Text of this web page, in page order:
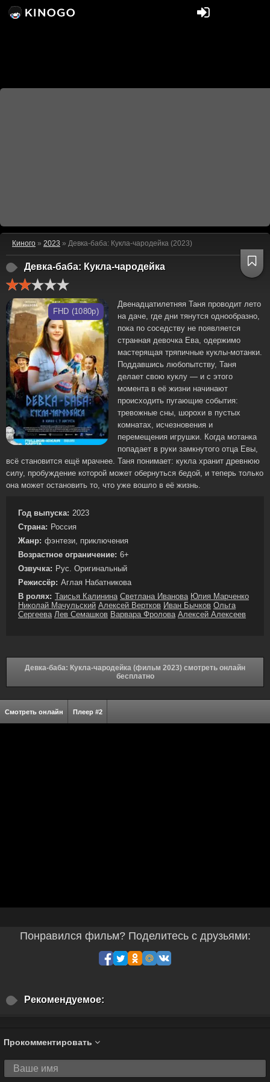
Киного » 2023 » Девка-баба: Кукла-чародейка (2023)
Девка-баба: Кукла-чародейка
FHD (1080p)
Двенадцатилетняя Таня проводит лето
на даче, где дни тянутся однообразно,
пока по соседству не появляется
странная девочка Ева, одержимо
мастерящая тряпичные куклы-мотанки.
Поддавшись любопытству, Таня
делает свою куклу — и с этого
момента в её жизни начинают
происходить пугающие события:
тревожные сны, шорохи в пустых
комнатах, исчезновения и
перемещения игрушки. Когда мотанка
попадает в руки замкнутого отца Евы,
всё становится ещё мрачнее. Таня понимает: кукла хранит древнюю
силу, пробуждение которой может обернуться бедой, и теперь только
она может остановить то, что уже вошло в её жизнь.
Год выпуска: 2023
Страна: Россия
Жанр: фэнтези, приключения
Возрастное ограничение: 6+
Озвучка: Рус. Оригинальный
Режиссёр: Аглая Набатникова
В ролях: Таисья Калинина Светлана Иванова Юлия Марченко
Николай Мачульский Алексей Вертков Иван Бычков Ольга
Сергеева Лев Семашков Варвара Фролова Алексей Алексеев
Девка-баба: Кукла-чародейка (фильм 2023) смотреть онлайн
бесплатно
Смотреть онлайн Плеер #2
Понравился фильм? Поделитесь с друзьями:
Рекомендуемое:
Прокомментировать